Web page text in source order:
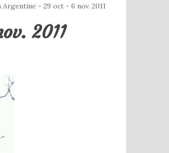
Argentine - 29 oct - 6 nov. 2011
2011